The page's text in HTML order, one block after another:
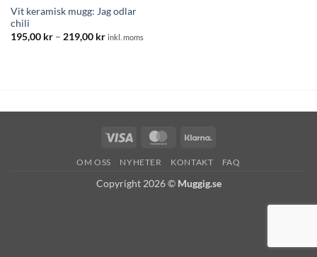
Vit keramisk mugg: Jag odlar
chili
195,00 kr – 219,00 krPrisintervall:
inkl. moms
Visa MasterCard
OM OSS NYHETER KONTAKT FAQ
Copyright 2026 © Muggig.se